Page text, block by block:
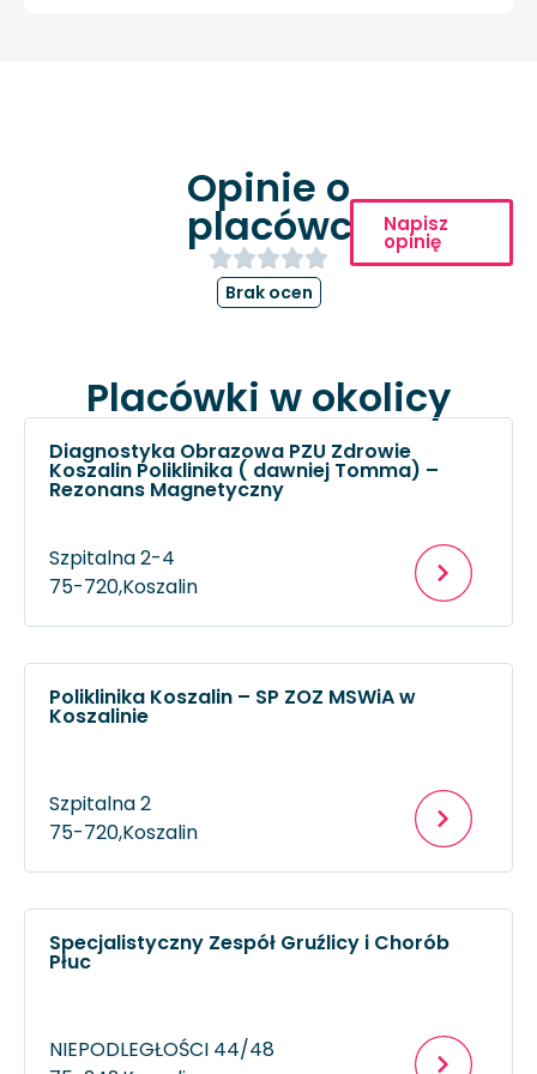
Opinie o
placówce
Brak ocen
Napisz
opinię
Placówki w okolicy
Diagnostyka Obrazowa PZU Zdrowie
Koszalin Poliklinika ( dawniej Tomma) –
Rezonans Magnetyczny
Szpitalna 2-4
75-720,Koszalin
Poliklinika Koszalin – SP ZOZ MSWiA w
Koszalinie
Szpitalna 2
75-720,Koszalin
Specjalistyczny Zespół Gruźlicy i Chorób
Płuc
NIEPODLEGŁOŚCI 44/48